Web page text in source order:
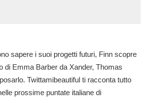
sapere i suoi progetti futuri, Finn scopre
di Emma Barber da Xander, Thomas
Twittamibeautiful ti racconta tutto
prossime puntate italiane di